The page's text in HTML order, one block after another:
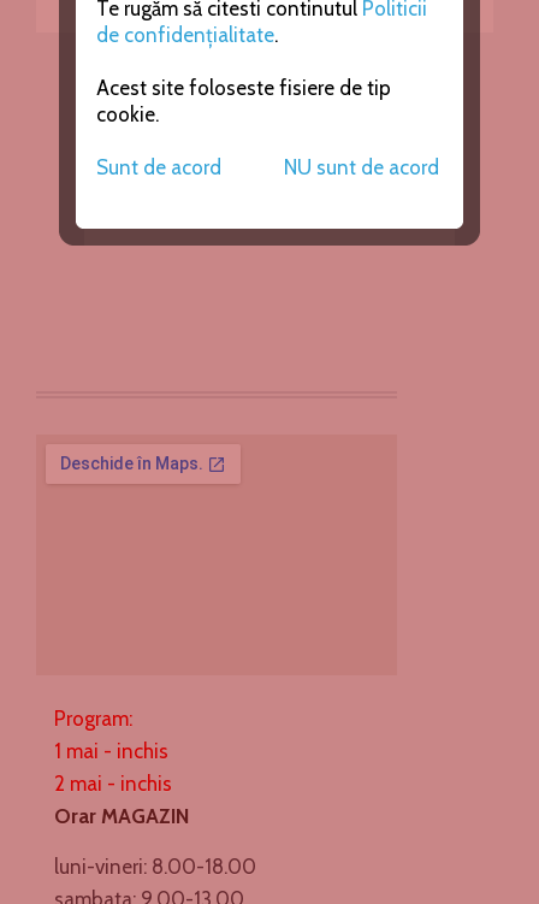
Program:
1 mai - inchis
2 mai - inchis
Orar MAGAZIN
luni-vineri: 8.00-18.00
Te rugăm să citesti continutul Politicii
de confidențialitate.
Acest site foloseste fisiere de tip
cookie.
Sunt de acord NU sunt de acord